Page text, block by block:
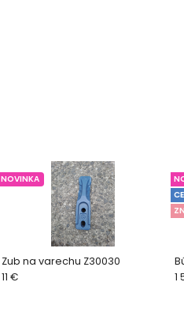
Zub na varechu Z30030
NOVINKA
11 € 1